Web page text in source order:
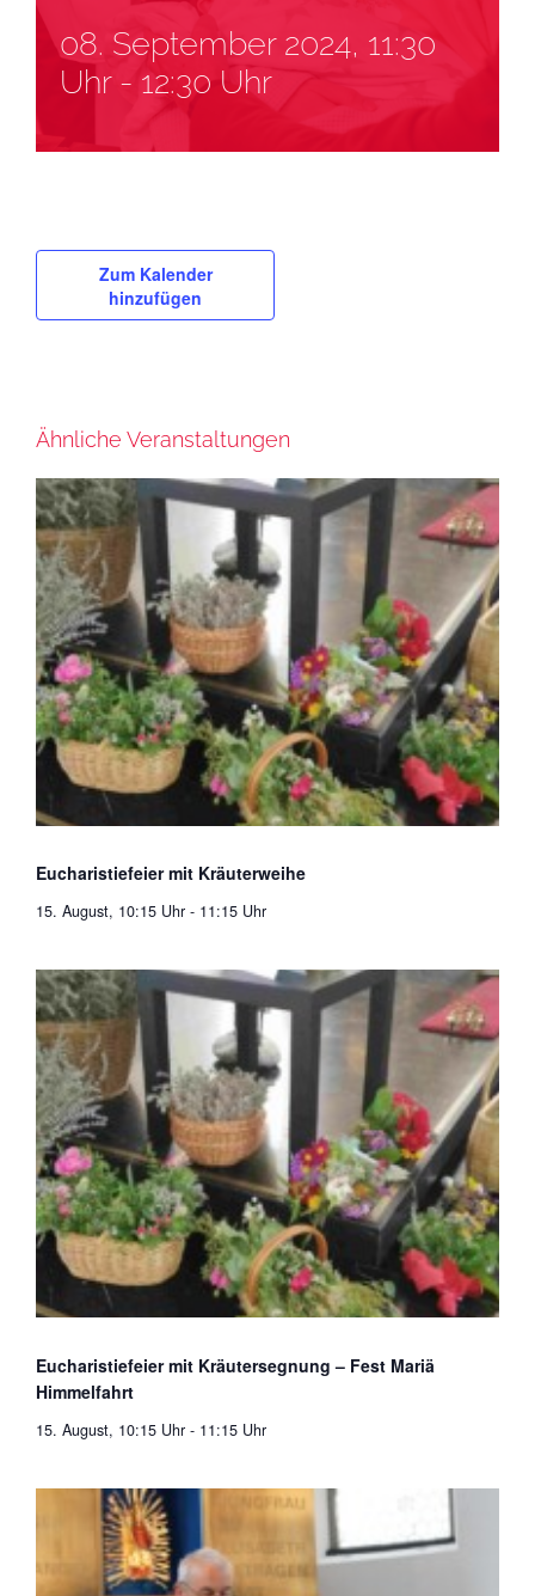
08. September 2024, 11:30
Uhr- 12:30 Uhr
Zum Kalender
hinzufügen
Ähnliche Veranstaltungen
Eucharistiefeier mit Kräuterweihe
15. August, 10:15 Uhr - 11:15 Uhr
Eucharistiefeier mit Kräutersegnung – Fest Mariä
Himmelfahrt
15. August, 10:15 Uhr - 11:15 Uhr